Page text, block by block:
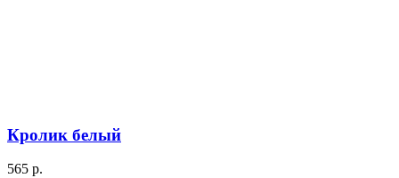
Кролик белый
565 р.